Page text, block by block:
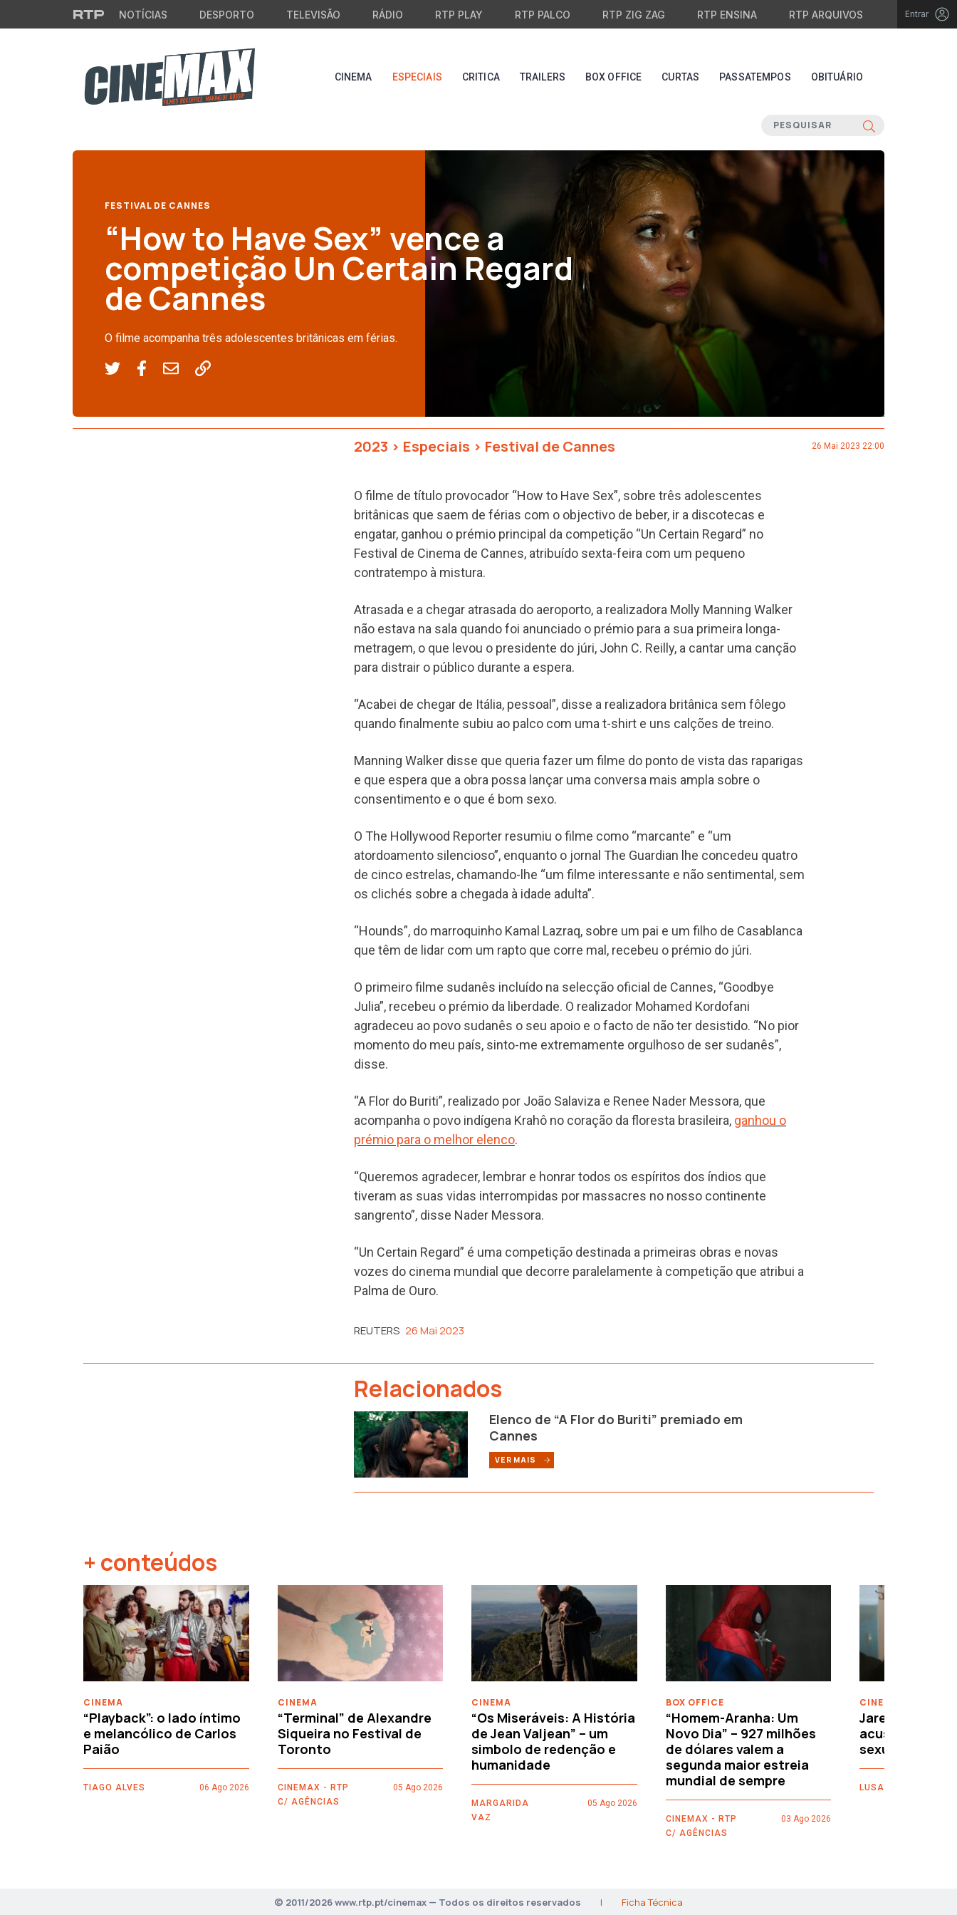
Saltar para o conteúdo principal
NOTÍCIAS DESPORTO TELEVISÃO RÁDIO RTP PLAY RTP PALCO RTP ZIG ZAG RTP ENSINA RTP ARQUIVOS Entrar
CINEMA ESPECIAIS CRITICA TRAILERS BOX OFFICE CURTAS PASSATEMPOS OBITUÁRIO
FESTIVAL DE CANNES
“How to Have Sex” vence a
competição Un Certain Regard
de Cannes
O filme acompanha três adolescentes britânicas em férias.
2023 > Especiais > Festival de Cannes 26 Mai 2023 22:00
O filme de título provocador “How to Have Sex”, sobre três adolescentes
britânicas que saem de férias com o objectivo de beber, ir a discotecas e
engatar, ganhou o prémio principal da competição “Un Certain Regard” no
Festival de Cinema de Cannes, atribuído sexta-feira com um pequeno
contratempo à mistura.
Atrasada e a chegar atrasada do aeroporto, a realizadora Molly Manning Walker
não estava na sala quando foi anunciado o prémio para a sua primeira longa-
metragem, o que levou o presidente do júri, John C. Reilly, a cantar uma canção
para distrair o público durante a espera.
“Acabei de chegar de Itália, pessoal”, disse a realizadora britânica sem fôlego
quando finalmente subiu ao palco com uma t-shirt e uns calções de treino.
Manning Walker disse que queria fazer um filme do ponto de vista das raparigas
e que espera que a obra possa lançar uma conversa mais ampla sobre o
consentimento e o que é bom sexo.
O The Hollywood Reporter resumiu o filme como “marcante” e “um
atordoamento silencioso”, enquanto o jornal The Guardian lhe concedeu quatro
de cinco estrelas, chamando-lhe “um filme interessante e não sentimental, sem
os clichés sobre a chegada à idade adulta”.
“Hounds”, do marroquinho Kamal Lazraq, sobre um pai e um filho de Casablanca
que têm de lidar com um rapto que corre mal, recebeu o prémio do júri.
O primeiro filme sudanês incluído na selecção oficial de Cannes, “Goodbye
Julia”, recebeu o prémio da liberdade. O realizador Mohamed Kordofani
agradeceu ao povo sudanês o seu apoio e o facto de não ter desistido. “No pior
momento do meu país, sinto-me extremamente orgulhoso de ser sudanês”,
disse.
“A Flor do Buriti”, realizado por João Salaviza e Renee Nader Messora, que
acompanha o povo indígena Krahô no coração da floresta brasileira, ganhou o
prémio para o melhor elenco.
“Queremos agradecer, lembrar e honrar todos os espíritos dos índios que
tiveram as suas vidas interrompidas por massacres no nosso continente
sangrento”, disse Nader Messora.
“Un Certain Regard” é uma competição destinada a primeiras obras e novas
vozes do cinema mundial que decorre paralelamente à competição que atribui a
Palma de Ouro.
REUTERS 26 Mai 2023
Relacionados
Elenco de “A Flor do Buriti” premiado em
Cannes
VER MAIS
+ conteúdos
CINEMA
“Playback”: o lado íntimo
e melancólico de Carlos
Paião
TIAGO ALVES 06 Ago 2026
CINEMA
“Terminal” de Alexandre
Siqueira no Festival de
Toronto
CINEMAX - RTP
C/ AGÊNCIAS
05 Ago 2026
CINEMA
“Os Miseráveis: A História
de Jean Valjean” – um
simbolo de redenção e
humanidade
MARGARIDA
VAZ
05 Ago 2026
BOX OFFICE
“Homem-Aranha: Um
Novo Dia” – 927 milhões
de dólares valem a
segunda maior estreia
mundial de sempre
CINEMAX - RTP
C/ AGÊNCIAS
03 Ago 2026
CINEMA
Jared Leto
acusações de
sexuais
LUSA
‹
© 2011/2026 www.rtp.pt/cinemax — Todos os direitos reservados | Ficha Técnica